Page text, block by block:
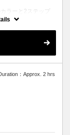
ラーと2ステップ
ニュー。シャンプ
：Approx. 2 hrs